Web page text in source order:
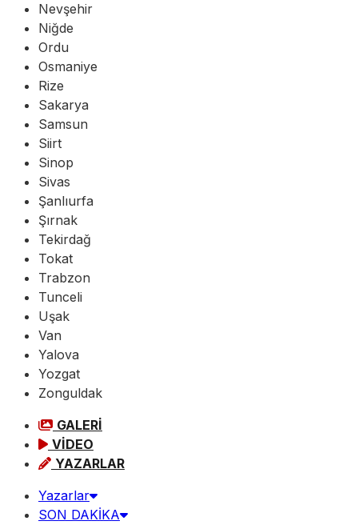
Nevşehir
Niğde
Ordu
Osmaniye
Rize
Sakarya
Samsun
Siirt
Sinop
Sivas
Şanlıurfa
Şırnak
Tekirdağ
Tokat
Trabzon
Tunceli
Uşak
Van
Yalova
Yozgat
Zonguldak
GALERİ
VİDEO
YAZARLAR
Yazarlar
SON DAKİKA